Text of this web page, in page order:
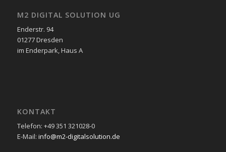
M2 DIGITAL SOLUTION UG
Enderstr. 94
01277 Dresden
im Enderpark, Haus A
KONTAKT
Telefon: +49 351 321028-0
E-Mail: info@m2-digitalsolution.de